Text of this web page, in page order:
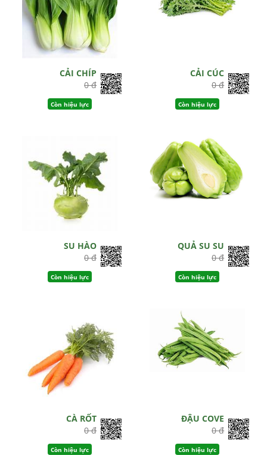
CẢI CHÍP
0 đ
Còn hiệu lực
CẢI CÚC
0 đ
Còn hiệu lực
SU HÀO
0 đ
Còn hiệu lực
QUẢ SU SU
0 đ
Còn hiệu lực
CÀ RỐT
0 đ
Còn hiệu lực
ĐẬU COVE
0 đ
Còn hiệu lực